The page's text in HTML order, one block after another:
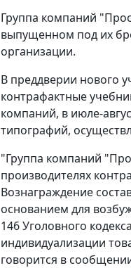
Группа компаний
выпущенном под их
организации.
В преддверии нового
контрафактные
компаний, в июле-
типографий,
"Группа компаний
производителях
Вознаграждение
основанием для
146 Уголовного
индивидуализации
говорится в